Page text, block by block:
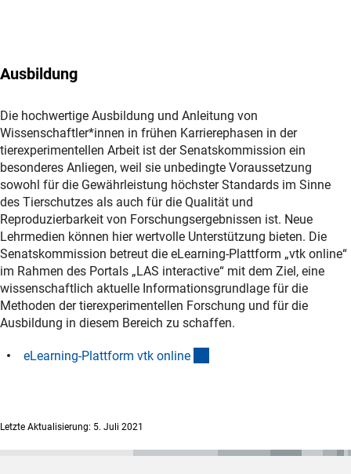
Ausbildung
Die hochwertige Ausbildung und Anleitung von
Wissenschaftler*innen in frühen Karrierephasen in der
tierexperimentellen Arbeit ist der Senatskommission ein
besonderes Anliegen, weil sie unbedingte Voraussetzung
sowohl für die Gewährleistung höchster Standards im Sinne
des Tierschutzes als auch für die Qualität und
Reproduzierbarkeit von Forschungsergebnissen ist. Neue
Lehrmedien können hier wertvolle Unterstützung bieten. Die
Senatskommission betreut die eLearning-Plattform „vtk online“
im Rahmen des Portals „LAS interactive“ mit dem Ziel, eine
wissenschaftlich aktuelle Informationsgrundlage für die
Methoden der tierexperimentellen Forschung und für die
Ausbildung in diesem Bereich zu schaffen.
eLearning-Plattform vtk online
Letzte Aktualisierung: 5. Juli 2021